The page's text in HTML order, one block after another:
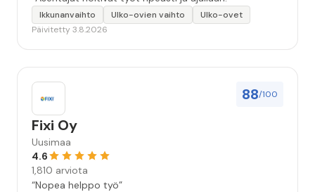
Ikkunanvaihto Ulko-ovien vaihto
Ulko-ovet
Päivitetty 3.8.2026
88/100
Fixi Oy
Uusimaa
4.6
1,810 arviota
“Nopea helppo työ”